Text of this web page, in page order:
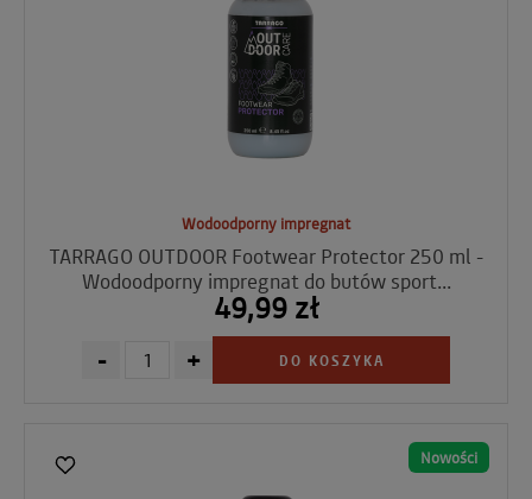
Wodoodporny impregnat
TARRAGO OUTDOOR Footwear Protector 250 ml -
Wodoodporny impregnat do butów sport...
49,99 zł
- + DO KOSZYKA
Nowości